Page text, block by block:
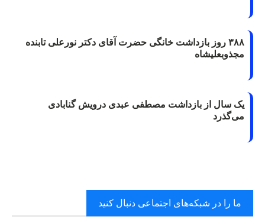
۳۸۸ روز بازداشت خانگی حضرت آقای دکتر نورعلی تابنده
مجذوبعلیشاه
یک سال از بازداشت مصطفی عبدی درویش گنابادی
می‌گذرد
ما را در شبکه‌های اجتماعی دنبال کنید